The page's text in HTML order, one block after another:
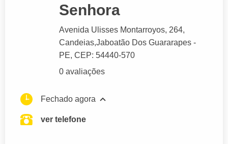
Senhora
Avenida Ulisses Montarroyos, 264,
Candeias,Jaboatão Dos Guararapes -
PE, CEP: 54440-570
0 avaliações
Fechado agora
ver telefone